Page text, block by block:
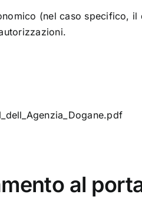
(nel caso specifico, il
al